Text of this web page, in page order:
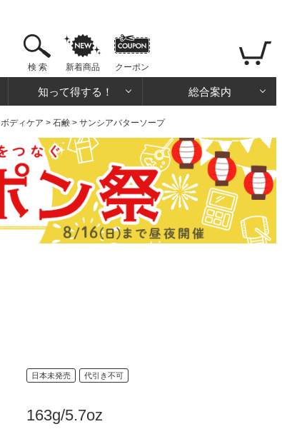
検 索 新着商品 クーポン
知って得する！ 総合案内
ボディケア > 石鹸 > サンシアバターソープ
日本未発売 代引き不可
163g/5.7oz